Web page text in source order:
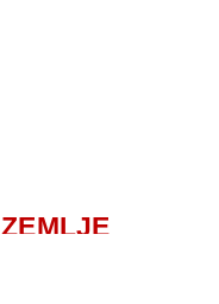
zunanje ali eksogene.